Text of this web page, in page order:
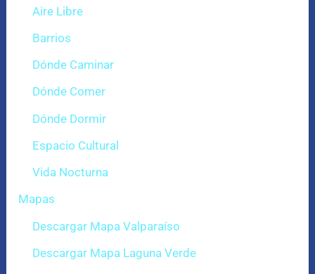
Aire Libre
Barrios
Dónde Caminar
Dónde Comer
Dónde Dormir
Espacio Cultural
Vida Nocturna
Mapas
Descargar Mapa Valparaíso
Descargar Mapa Laguna Verde